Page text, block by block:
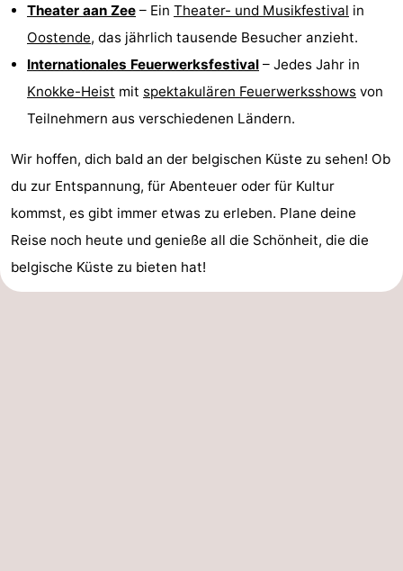
Theater aan Zee – Ein Theater- und Musikfestival in
Oostende, das jährlich tausende Besucher anzieht.
Internationales Feuerwerksfestival – Jedes Jahr in
Knokke-Heist mit spektakulären Feuerwerksshows von
Teilnehmern aus verschiedenen Ländern.
Wir hoffen, dich bald an der belgischen Küste zu sehen! Ob
du zur Entspannung, für Abenteuer oder für Kultur
kommst, es gibt immer etwas zu erleben. Plane deine
Reise noch heute und genieße all die Schönheit, die die
belgische Küste zu bieten hat!